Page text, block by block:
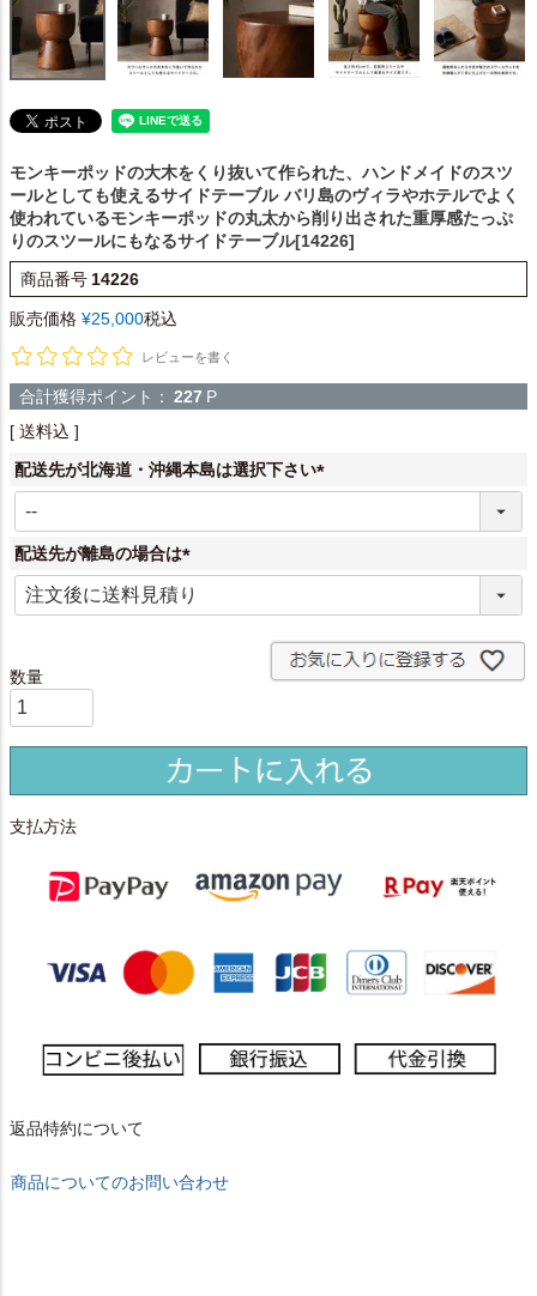
モンキーポッドの大木をくり抜いて作られた、ハンドメイドのスツ
ールとしても使えるサイドテーブル バリ島のヴィラやホテルでよく
使われているモンキーポッドの丸太から削り出された重厚感たっぷ
りのスツールにもなるサイドテーブル[14226]
商品番号 14226
販売価格 ¥25,000税込
レビューを書く
合計獲得ポイント： 227 P
送料込
配送先が北海道・沖縄本島は選択下さい
(
配送先が離島の場合は
(
必
支払方法
返品特約について
商品についてのお問い合わせ